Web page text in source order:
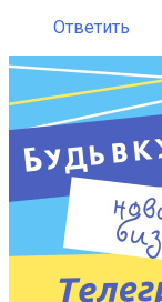
Ответить